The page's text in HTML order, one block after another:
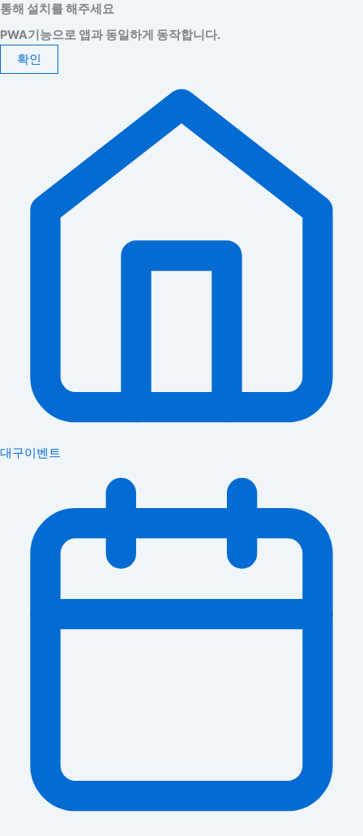
통해 설치를 해주세요
PWA기능으로 앱과 동일하게 동작합니다.
확인
대구이벤트